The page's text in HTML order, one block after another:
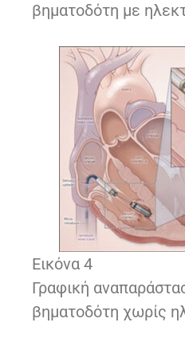
βηματοδότη με
Εικόνα 4
Γραφική
βηματοδότη χωρίς